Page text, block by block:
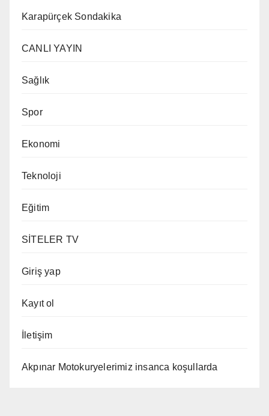
Karapürçek Sondakika
CANLI YAYIN
Sağlık
Spor
Ekonomi
Teknoloji
Eğitim
SİTELER TV
Giriş yap
Kayıt ol
İletişim
Akpınar Motokuryelerimiz insanca koşullarda